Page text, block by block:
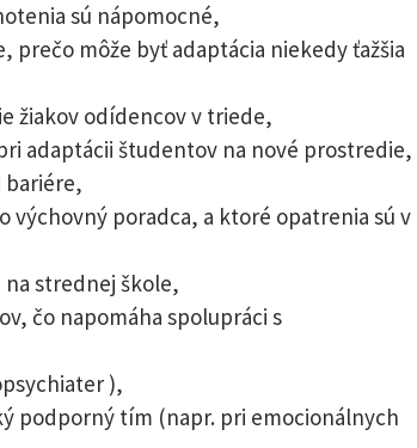
sú nápomocné,
prečo môže byť adaptácia niekedy ťažšia
žiakov odídencov v triede,
adaptácii študentov na nové prostredie,
bariére,
poradca, a ktoré opatrenia sú v
strednej škole,
čo napomáha spolupráci s
),
podporný tím (napr. pri emocionálnych